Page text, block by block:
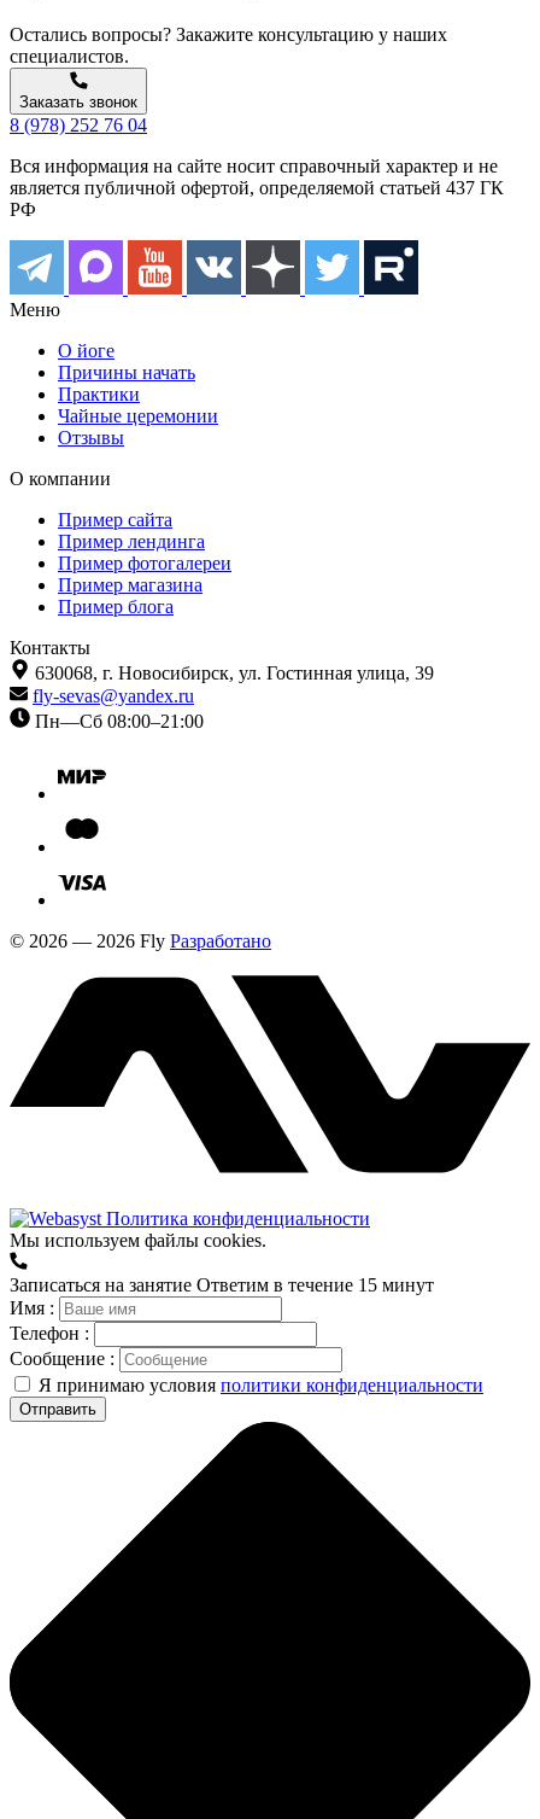
Остались вопросы? Закажите консультацию у наших
специалистов.
Заказать звонок
8 (978) 252 76 04
Вся информация на сайте носит справочный характер и не
является публичной офертой, определяемой статьей 437 ГК
РФ
Меню
О йоге
Причины начать
Практики
Чайные церемонии
Отзывы
О компании
Пример сайта
Пример лендинга
Пример фотогалереи
Пример магазина
Пример блога
Контакты
630068, г. Новосибирск, ул. Гостинная улица, 39
fly-sevas@yandex.ru
Пн—Сб 08:00–21:00
© 2026 — 2026 Fly Разработано
Политика конфиденциальности
Мы используем файлы cookies.
Записаться на занятие Ответим в течение 15 минут
Имя :
Телефон :
Сообщение :
Я принимаю условия политики конфиденциальности
Отправить